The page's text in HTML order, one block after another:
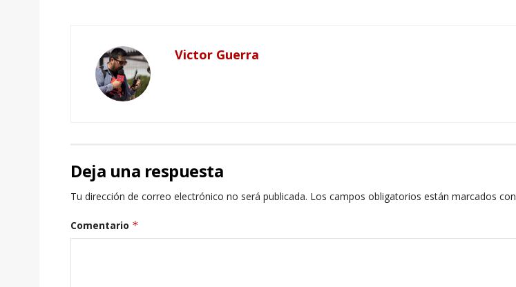
Victor Guerra
Deja una respuesta
Tu dirección de correo electrónico no será publicada. Los campos obligatorios están marcados con
Comentario *